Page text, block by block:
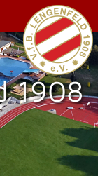
1908